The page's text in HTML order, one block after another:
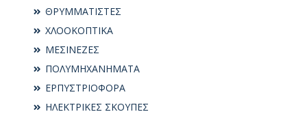
ΘΡΥΜΜΑΤΙΣΤΕΣ
ΧΛΟΟΚΟΠΤΙΚΑ
ΜΕΣΙΝΕΖΕΣ
ΠΟΛΥΜΗΧΑΝΗΜΑΤΑ
ΕΡΠΥΣΤΡΙΟΦΟΡΑ
ΗΛΕΚΤΡΙΚΕΣ ΣΚΟΥΠΕΣ